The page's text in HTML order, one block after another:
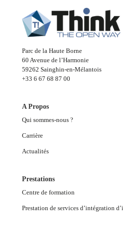
Parc de la Haute Borne
60 Avenue de l’Harmonie
59262 Sainghin-en-Mélantois
+33 6 67 68 87 00
A Propos
Qui sommes-nous ?
Carrière
Actualités
Prestations
Centre de formation
Prestation de services d’intégration